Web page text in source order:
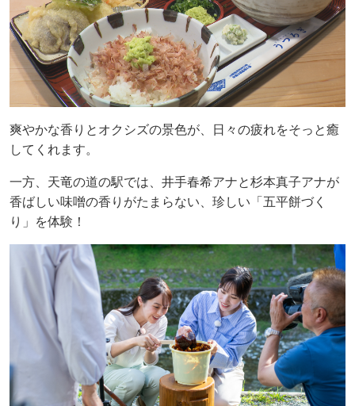
爽やかな香りとオクシズの景色が、日々の疲れをそっと癒
してくれます。
一方、天竜の道の駅では、井手春希アナと杉本真子アナが
香ばしい味噌の香りがたまらない、珍しい「五平餅づく
り」を体験！